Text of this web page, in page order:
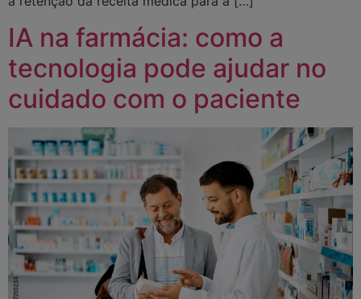
IA na farmácia: como a
tecnologia pode ajudar no
cuidado com o paciente